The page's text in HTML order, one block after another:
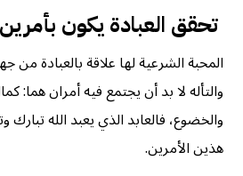
تحقق العبادة يكون
المحبة الشرعية لها علاقة بالعبادة من
والتأله لا بد أن يجتمع فيه أمران هما:
والخضوع، فالعابد الذي يعبد الله
هذين الأمرين.